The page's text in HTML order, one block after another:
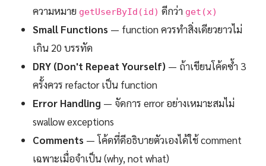
ความหมาย getUserById(id) ดีกว่า get(x)
Small Functions — function ควรทำสิ่งเดียวยาวไม่
เกิน 20 บรรทัด
DRY (Don't Repeat Yourself) — ถ้าเขียนโค้ดซ้ำ 3
ครั้งควร refactor เป็น function
Error Handling — จัดการ error อย่างเหมาะสมไม่
swallow exceptions
Comments — โค้ดที่ดีอธิบายตัวเองได้ใช้ comment
เฉพาะเมื่อจำเป็น (why, not what)